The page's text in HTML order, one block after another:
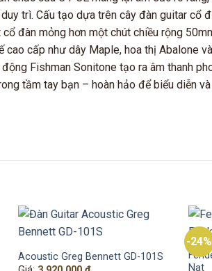
trì. Cấu tạo dựa trên cây đàn guitar cổ
đàn mỏng hơn một chút chiều rộng
cao cấp như dây Maple, hoa thị Abalone
Fishman Sonitone tạo ra âm thanh
tầm tay bạn – hoàn hảo để biểu diễn và
Acoustic Greg Bennett GD-101S
-24%
Nat